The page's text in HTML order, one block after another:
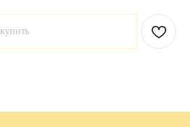
купить